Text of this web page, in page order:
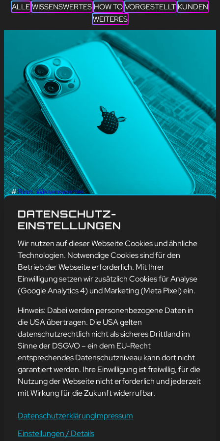
ALLE WISSENSWERTES HOW TO VORGESTELLT KUNDEN
WEITERES
#Blog, Wissenswertes
STORES
mehr erfahren
Adresse
mission-webstyle oHG
Bürgermeister-Regitz-Straße 40
66539 Neunkirchen
E-Mail:kontakt@mission-webstyle.de
Navigation
Webseitenerstellung
Webseite mieten
Webseiten Betreuung
Über Uns
Kontakt
Leistungen
DATENSCHUTZ-
EINSTELLUNGEN
Wir nutzen auf dieser Webseite Cookies und ähnliche
Technologien. Notwendige Cookies sind für den
Betrieb der Webseite erforderlich. Mit Ihrer
Einwilligung setzen wir zusätzlich Cookies für Analyse
(Google Analytics 4) und Marketing (Meta Pixel) ein.
Hinweis: Dabei werden personenbezogene Daten in
die USA übertragen. Die USA gelten
datenschutzrechtlich nicht als sicheres Drittland im
Sinne der DSGVO – ein dem EU-Recht
entsprechendes Datenschutzniveau kann dort nicht
garantiert werden. Ihre Einwilligung ist freiwillig, für die
Nutzung der Webseite nicht erforderlich und jederzeit
mit Wirkung für die Zukunft widerrufbar.
DatenschutzerklärungImpressum
Einstellungen / Details